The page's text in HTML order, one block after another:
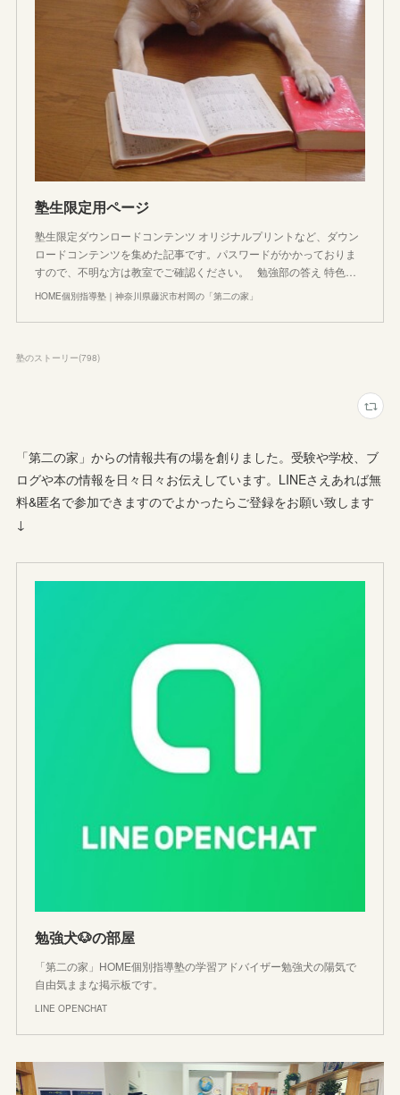
塾生限定用ページ
塾生限定ダウンロードコンテンツ オリジナルプリントなど、ダウン
ロードコンテンツを集めた記事です。パスワードがかかっておりま
すので、不明な方は教室でご確認ください。 勉強部の答え 特色…
HOME個別指導塾｜神奈川県藤沢市村岡の「第二の家」
塾のストーリー(798)
「第二の家」からの情報共有の場を創りました。受験や学校、ブ
ログや本の情報を日々日々お伝えしています。LINEさえあれば無
料&匿名で参加できますのでよかったらご登録をお願い致します
↓
勉強犬🐶の部屋
「第二の家」HOME個別指導塾の学習アドバイザー勉強犬の陽気で
自由気ままな掲示板です。
LINE OPENCHAT